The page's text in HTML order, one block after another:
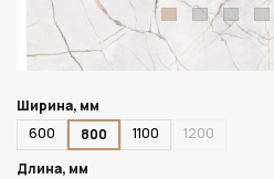
Ширина, мм
600
800 1100
1200
Длина, мм